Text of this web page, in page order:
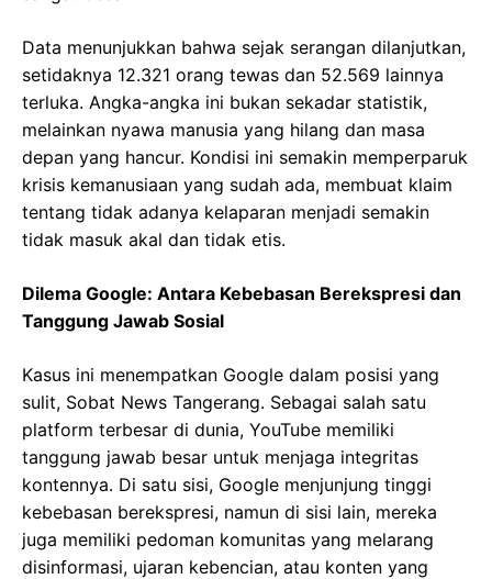
Data menunjukkan bahwa sejak serangan dilanjutkan,
setidaknya 12.321 orang tewas dan 52.569 lainnya
terluka. Angka-angka ini bukan sekadar statistik,
melainkan nyawa manusia yang hilang dan masa
depan yang hancur. Kondisi ini semakin memperparuk
krisis kemanusiaan yang sudah ada, membuat klaim
tentang tidak adanya kelaparan menjadi semakin
tidak masuk akal dan tidak etis.
Dilema Google: Antara Kebebasan Berekspresi dan
Tanggung Jawab Sosial
Kasus ini menempatkan Google dalam posisi yang
sulit, Sobat News Tangerang. Sebagai salah satu
platform terbesar di dunia, YouTube memiliki
tanggung jawab besar untuk menjaga integritas
kontennya. Di satu sisi, Google menjunjung tinggi
kebebasan berekspresi, namun di sisi lain, mereka
juga memiliki pedoman komunitas yang melarang
disinformasi, ujaran kebencian, atau konten yang